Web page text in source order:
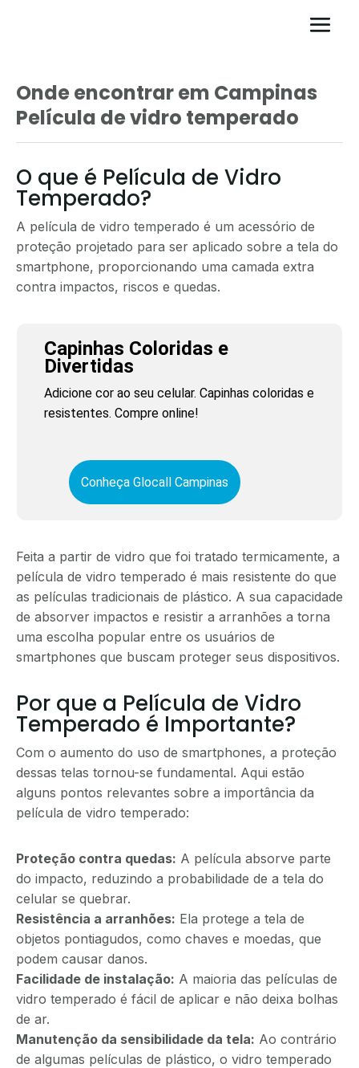
Onde encontrar em Campinas
Película de vidro temperado
O que é Película de Vidro
Temperado?
A película de vidro temperado é um acessório de
proteção projetado para ser aplicado sobre a tela do
smartphone, proporcionando uma camada extra
contra impactos, riscos e quedas.
Capinhas Coloridas e
Divertidas
Adicione cor ao seu celular. Capinhas coloridas e
resistentes. Compre online!
Conheça Glocall Campinas
Feita a partir de vidro que foi tratado termicamente, a
película de vidro temperado é mais resistente do que
as películas tradicionais de plástico. A sua capacidade
de absorver impactos e resistir a arranhões a torna
uma escolha popular entre os usuários de
smartphones que buscam proteger seus dispositivos.
Por que a Película de Vidro
Temperado é Importante?
Com o aumento do uso de smartphones, a proteção
dessas telas tornou-se fundamental. Aqui estão
alguns pontos relevantes sobre a importância da
película de vidro temperado:
Proteção contra quedas: A película absorve parte
do impacto, reduzindo a probabilidade de a tela do
celular se quebrar.
Resistência a arranhões: Ela protege a tela de
objetos pontiagudos, como chaves e moedas, que
podem causar danos.
Facilidade de instalação: A maioria das películas de
vidro temperado é fácil de aplicar e não deixa bolhas
de ar.
Manutenção da sensibilidade da tela: Ao contrário
de algumas películas de plástico, o vidro temperado